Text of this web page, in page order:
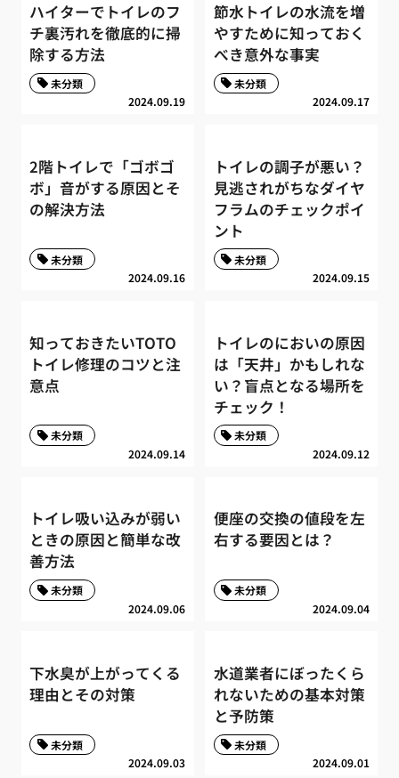
ハイターでトイレのフ
チ裏汚れを徹底的に掃
除する方法
2024.09.19
未分類
節水トイレの水流を増
やすために知っておく
べき意外な事実
2024.09.17
未分類
2階トイレで「ゴボゴ
ボ」音がする原因とそ
の解決方法
2024.09.16
未分類
トイレの調子が悪い？
見逃されがちなダイヤ
フラムのチェックポイ
ント
2024.09.15
未分類
知っておきたいTOTO
トイレ修理のコツと注
意点
2024.09.14
未分類
トイレのにおいの原因
は「天井」かもしれな
い？盲点となる場所を
チェック！
2024.09.12
未分類
トイレ吸い込みが弱い
ときの原因と簡単な改
善方法
2024.09.06
未分類
便座の交換の値段を左
右する要因とは？
2024.09.04
未分類
下水臭が上がってくる
理由とその対策
2024.09.03
未分類
水道業者にぼったくら
れないための基本対策
と予防策
2024.09.01
未分類